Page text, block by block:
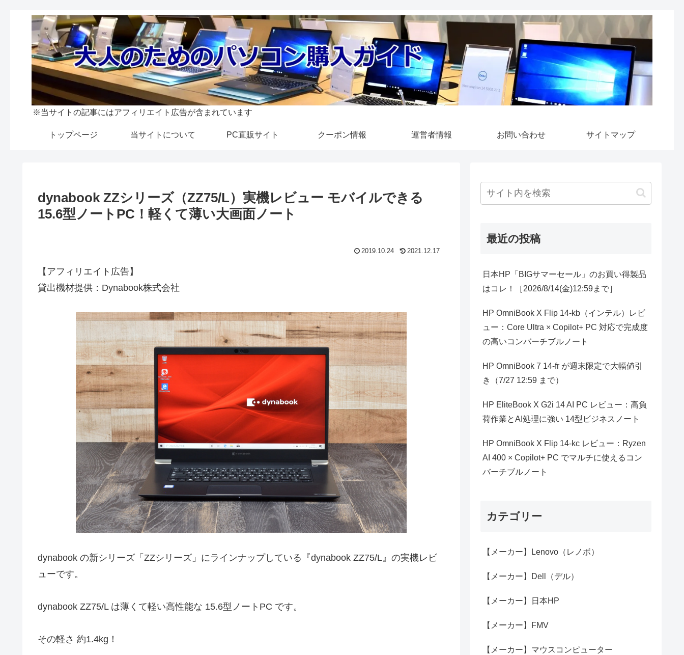
※当サイトの記事にはアフィリエイト広告が含まれています
トップページ 当サイトについて PC直販サイト クーポン情報 運営者情報 お問い合わせ サイトマップ
dynabook ZZシリーズ（ZZ75/L）実機レビュー モバイルできる
15.6型ノートPC！軽くて薄い大画面ノート
2019.10.24 2021.12.17
【アフィリエイト広告】
貸出機材提供：Dynabook株式会社
dynabook の新シリーズ「ZZシリーズ」にラインナップしている『dynabook ZZ75/L』の実機レビ
ューです。
dynabook ZZ75/L は薄くて軽い高性能な 15.6型ノートPC です。
その軽さ 約1.4kg！
最近の投稿
日本HP「BIGサマーセール」のお買い得製品
はコレ！［2026/8/14(金)12:59まで］
HP OmniBook X Flip 14-kb（インテル）レビ
ュー：Core Ultra × Copilot+ PC 対応で完成度
の高いコンバーチブルノート
HP OmniBook 7 14-fr が週末限定で大幅値引
き（7/27 12:59 まで）
HP EliteBook X G2i 14 AI PC レビュー：高負
荷作業とAI処理に強い 14型ビジネスノート
HP OmniBook X Flip 14-kc レビュー：Ryzen
AI 400 × Copilot+ PC でマルチに使えるコン
バーチブルノート
カテゴリー
【メーカー】Lenovo（レノボ）
【メーカー】Dell（デル）
【メーカー】日本HP
【メーカー】FMV
【メーカー】マウスコンピューター